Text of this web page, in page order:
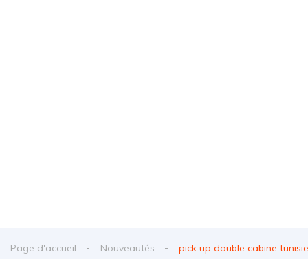
Page d'accueil Nouveautés pick up double cabine tunisie